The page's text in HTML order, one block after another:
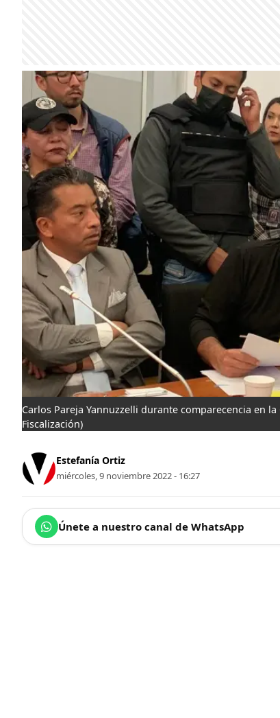
Carlos Pareja Yannuzzelli durante comparecencia en
Fiscalización)
Estefanía Ortiz
miércoles, 9 noviembre 2022 - 16:27
Únete a nuestro canal de WhatsApp